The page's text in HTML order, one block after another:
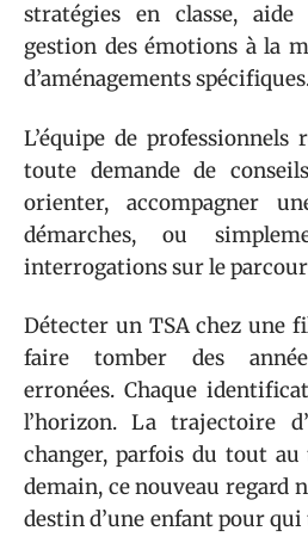
stratégies en classe, aide
gestion des émotions à la
d’aménagements
L’équipe de professionnels
toute demande de
orienter, accompagner
démarches, ou
interrogations sur le
Détecter un TSA chez une
faire tomber des
erronées. Chaque
l’horizon. La trajectoire
changer, parfois du tout
demain, ce nouveau regard
destin d’une enfant pour